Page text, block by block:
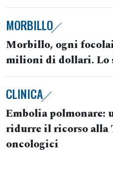
MORBILLO
Morbillo, ogni
milioni di dollari. Lo
CLINICA
Embolia polmonare:
ridurre il ricorso alla
oncologici